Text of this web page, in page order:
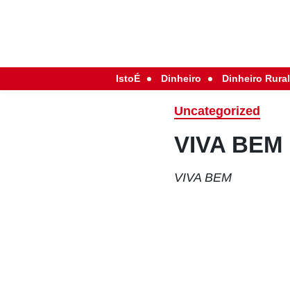
IstoÉ Dinheiro Dinheiro Rural
Uncategorized
VIVA BEM
VIVA BEM